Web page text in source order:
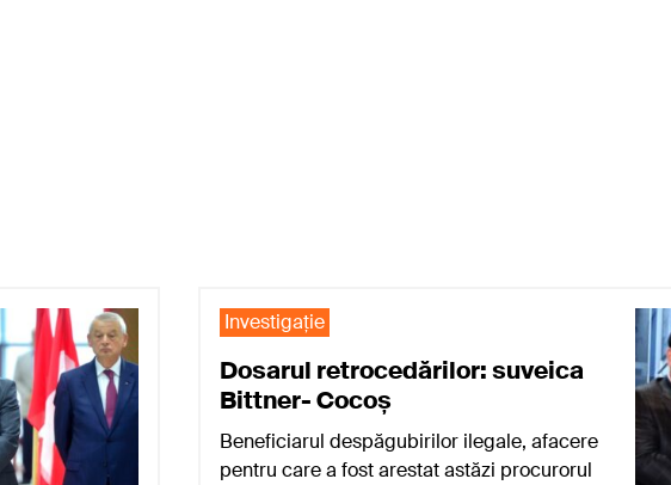
Investigaţie
Dosarul retrocedărilor: suveica
Bittner- Cocoș
Beneficiarul despăgubirilor ilegale, afacere
pentru care a fost arestat astăzi procurorul